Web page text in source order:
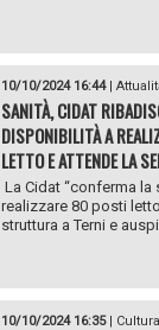
10/10/2024 16:44|
SANITÀ, CIDAT
DISPONIBILITÀ A
LETTO E ATTENDE LA
La Cidat “conferma
realizzare 80 posti
struttura a Terni e
10/10/2024 16:35| Cultura